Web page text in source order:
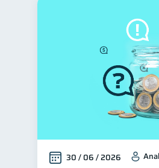
Cuenta Abandonada 2
Inversiones
Cuenta Inactiva 1
Finanzas Personales 1
Finanzas en Pareja 1
30 / 06 / 2026